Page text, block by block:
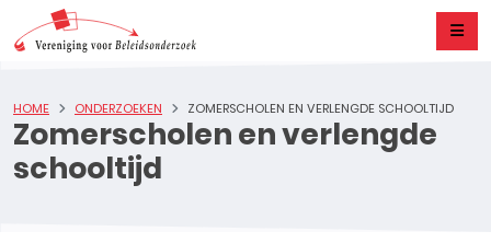
Zomerscholen en verlengde
schooltijd
HOME ONDERZOEKEN ZOMERSCHOLEN EN VERLENGDE SCHOOLTIJD